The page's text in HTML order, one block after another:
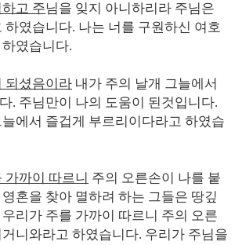
고 주님을 잊지 아니하리라 주님은
하였습니다. 나는 너를 구원하신 여호
였습니다.
되셨음이라 내가 주의 날개 그늘에서
. 주님만이 나의 도움이 된것입니다.
에서 즐겁게 부르리이다라고 하였습
가까이 따르니 주의 오른손이 나를 붙
혼을 찾아 멸하려 하는 그들은 땅깊
리가 주를 가까이 따르니 주의 오른
니와라고 하였습니다. 우리가 주님을